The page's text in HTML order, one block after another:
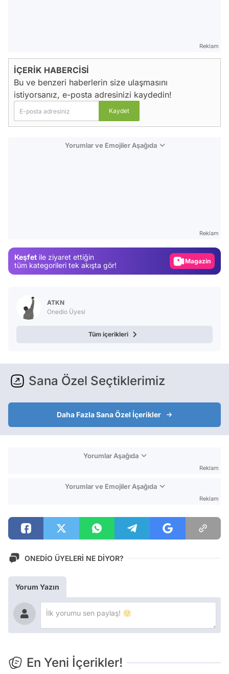
Reklam
İÇERİK HABERCİSİ
Bu ve benzeri haberlerin size ulaşmasını
istiyorsanız, e-posta adresinizi kaydedin!
Yorumlar ve Emojiler Aşağıda
Reklam
Keşfet ile ziyaret ettiğin
tüm kategorileri tek akışta gör!
Magazin
Video
ATKN
Onedio Üyesi
Tüm içerikleri
Sana Özel Seçtiklerimiz
Daha Fazla Sana Özel İçerikler
Yorumlar Aşağıda
Reklam
Yorumlar ve Emojiler Aşağıda
Reklam
ONEDİO ÜYELERİ NE DİYOR?
Yorum Yazın
En Yeni İçerikler!